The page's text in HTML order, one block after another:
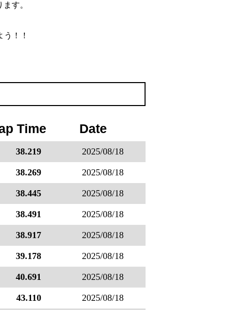
す。
！！
Time Date
38.219 2025/08/18
38.269 2025/08/18
38.445 2025/08/18
38.491 2025/08/18
38.917 2025/08/18
39.178 2025/08/18
40.691 2025/08/18
43.110 2025/08/18